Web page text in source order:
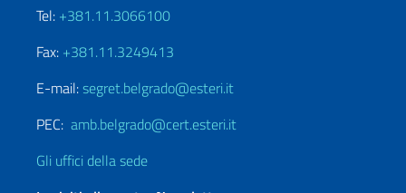
Tel: +381.11.3066100
Fax: +381.11.3249413
E-mail:segret.belgrado@esteri.it
PEC: amb.belgrado@cert.esteri.it
Gli uffici della sede